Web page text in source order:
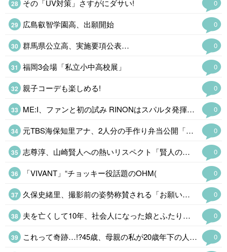
0
その「UV対策」さすがにダサい!
0
広島叡智学園高、出願開始
0
群馬県公立高、実施要項公表…
0
福岡3会場「私立小中高校展」
0
親子コーデも楽しめる!
0
ME:I、ファンと初の試み RINONはスパルタ発揮「もっとお腹から出して!」
0
元TBS海保知里アナ、2人分の手作り弁当公開「品数豊富で彩りも綺麗」
0
志尊淳、山崎賢人への熱いリスペクト「賢人のためだったらみんな頑張る」
0
「VIVANT」“チョッキー役話題のOHM(
0
久保史緒里、撮影前の姿勢称賛される「お願いしてよかったと確信した瞬間」
0
夫を亡くして10年、社会人になった娘とふたり暮らし。
0
これって奇跡…!?45歳、母親の私が20歳年下の人気俳優と恋仲になるなんて【キセキノコイ#